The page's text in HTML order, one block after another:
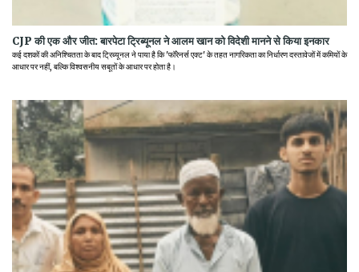
CJP की एक और जीत: बारपेटा ट्रिब्यूनल ने आलम खान को विदेशी मानने से किया इनकार
कई दशकों की अनिश्चितता के बाद ट्रिब्यूनल ने पाया है कि 'फॉरेनर्स एक्ट' के तहत नागरिकता का निर्धारण दस्तावेजों में कमियों के
आधार पर नहीं, बल्कि विश्वसनीय सबूतों के आधार पर होता है।